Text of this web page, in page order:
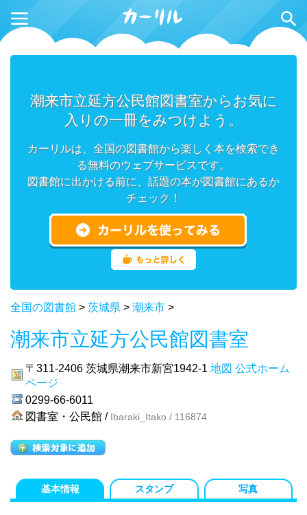
潮来市立延方公民館図書室からお気に
入りの一冊をみつけよう。
カーリルは、全国の図書館から楽しく本を検索でき
る無料のウェブサービスです。
図書館に出かける前に、話題の本が図書館にあるか
チェック！
全国の図書館 > 茨城県 > 潮来市 >
潮来市立延方公民館図書室
〒311-2406 茨城県潮来市新宮1942-1 地図 公式ホーム
ページ
0299-66-6011
図書室・公民館 / Ibaraki_Itako / 116874
基本情報 スタンプ 写真